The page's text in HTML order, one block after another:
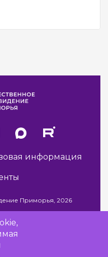
информация
Приморья, 2026
-Vladweb